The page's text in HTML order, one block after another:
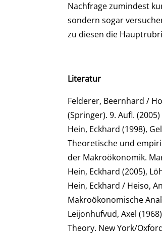
Nachfrage zumindest
sondern sogar
zu diesen die
Literatur
Felderer, Beernhard /
(Springer). 9. Aufl. (2005)
Hein, Eckhard (1998),
Theoretische und
der Makroökonomik.
Hein, Eckhard (2005),
Hein, Eckhard / Heiso,
Makroökonomische
Leijonhufvud, Axel
Theory. New York/